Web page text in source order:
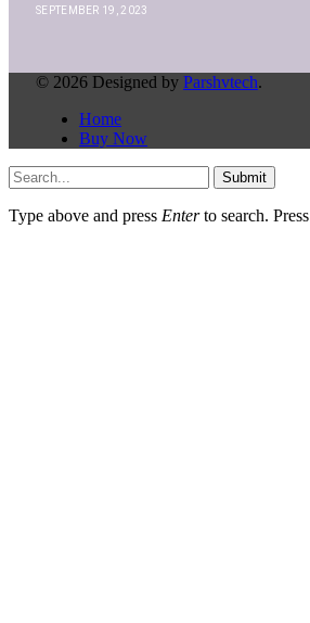
SEPTEMBER 19, 2023
© 2026 Designed by Parshvtech.
Home
Buy Now
Submit
Type above and press Enterto search. Press